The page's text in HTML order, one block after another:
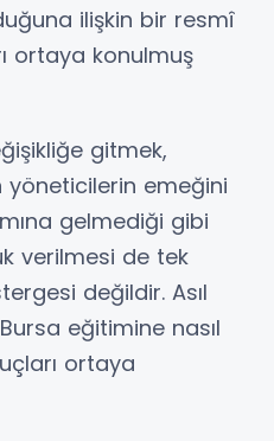
ilişkin bir resmî
ortaya konulmuş
gitmek,
emeğini
gelmediği gibi
verilmesi de tek
değildir. Asıl
eğitimine nasıl
ortaya